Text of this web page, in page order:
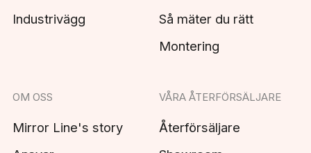
Industrivägg
Så mäter du rätt
Montering
OM OSS
Mirror Line's story
VÅRA ÅTERFÖRSÄLJARE
Återförsäljare